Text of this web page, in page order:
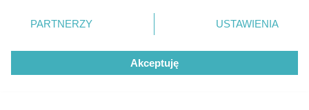
zmienić/wycofać klikając przycisk ustawień prywatności
znajdujący się w lewym dolnym rogu strony
rodzaje przetwarzania danych nie wymagają zgody
użytkownika, ale masz prawo sprzeciwić się takiemu
przetwarzaniu. Preferencje będą miały zastosowanie tylko
PARTNERZY USTAWIENIA
Akceptuję